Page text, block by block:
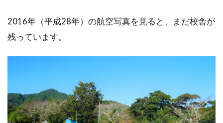
2016年（平成28年）の航空写真を見ると、まだ校舎が
残っています。